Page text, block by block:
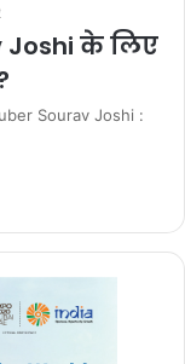
Joshi के लिए
Sourav Joshi :